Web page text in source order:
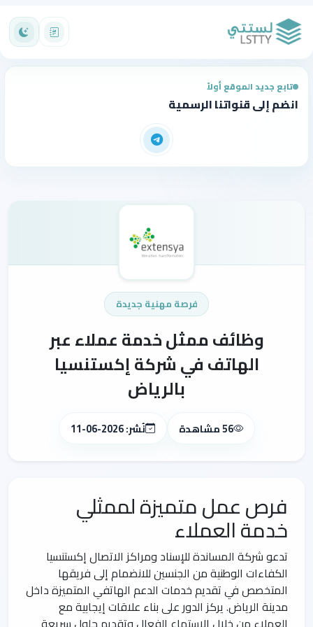
تابع جديد الموقع أولاً
انضم إلى قنواتنا الرسمية
فرصة مهنية جديدة
وظائف ممثل خدمة عملاء عبر
الهاتف في شركة إكستنسيا
بالرياض
56 مشاهدة نُشر: 2026-06-11
فرص عمل متميزة لممثلي
خدمة العملاء
تدعو شركة المساندة للإسناد ومراكز الاتصال إكستنسيا
الكفاءات الوطنية من الجنسين للانضمام إلى فريقها
المتخصص في تقديم خدمات الدعم الهاتفي المتميزة داخل
مدينة الرياض. يركز الدور على بناء علاقات إيجابية مع